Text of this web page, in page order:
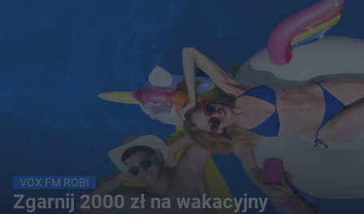
VOX FM ROBI
Zgarnij 2000 zł na wakacyjny